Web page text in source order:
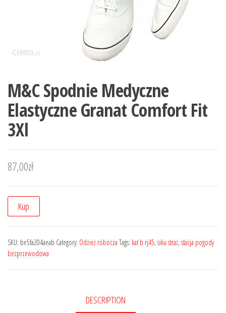
M&C Spodnie Medyczne
Elastyczne Granat Comfort Fit
3Xl
87,00zł
Kup
SKU: be5fa204aeab Category: Odzież robocza Tags: kat b rj45, siku straż, stacja pogody
bezprzewodowa
DESCRIPTION